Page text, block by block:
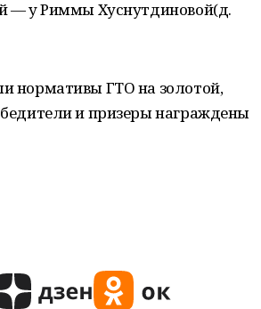
— у Риммы Хуснутдиновой(д.
нормативы ГТО на золотой,
и призеры награждены